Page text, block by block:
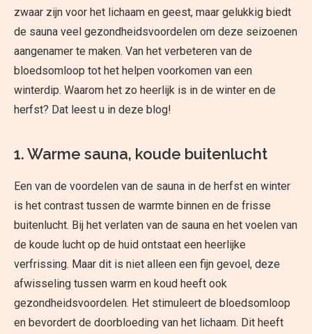
zwaar zijn voor het lichaam en geest, maar gelukkig biedt
de sauna veel gezondheidsvoordelen om deze seizoenen
aangenamer te maken. Van het verbeteren van de
bloedsomloop tot het helpen voorkomen van een
winterdip. Waarom het zo heerlijk is in de winter en de
herfst? Dat leest u in deze blog!
1. Warme sauna, koude buitenlucht
Een van de voordelen van de sauna in de herfst en winter
is het contrast tussen de warmte binnen en de frisse
buitenlucht. Bij het verlaten van de sauna en het voelen van
de koude lucht op de huid ontstaat een heerlijke
verfrissing. Maar dit is niet alleen een fijn gevoel, deze
afwisseling tussen warm en koud heeft ook
gezondheidsvoordelen. Het stimuleert de bloedsomloop
en bevordert de doorbloeding van het lichaam. Dit heeft